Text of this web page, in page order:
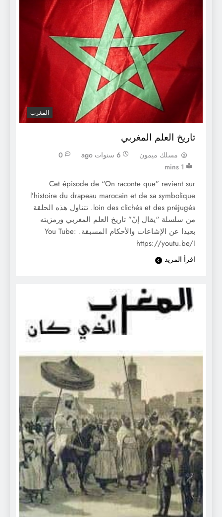
المغرب
تاريخ العلم المغربي
مسلك ميمون 6 سنوات ago
0
1 mins
Cet épisode de “On raconte que” revient sur
l’histoire du drapeau marocain et de sa symbolique
loin des clichés et des préjugés. تتناول هذه الحلقة
من سلسلة “يقال إنّ” تاريخ العلم المغربي ورمزيته
بعيدا عن الإشاعات والأحكام المسبقة. You Tube:
https://youtu.be/I
اقرأ المزيد